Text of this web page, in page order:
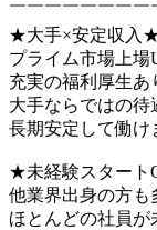
￣￣￣￣￣￣￣￣
★大手×安定収入
プライム市場上場
充実の福利厚生
大手ならではの
長期安定して働け
★未経験スター
他業界出身の方も
ほとんどの社員